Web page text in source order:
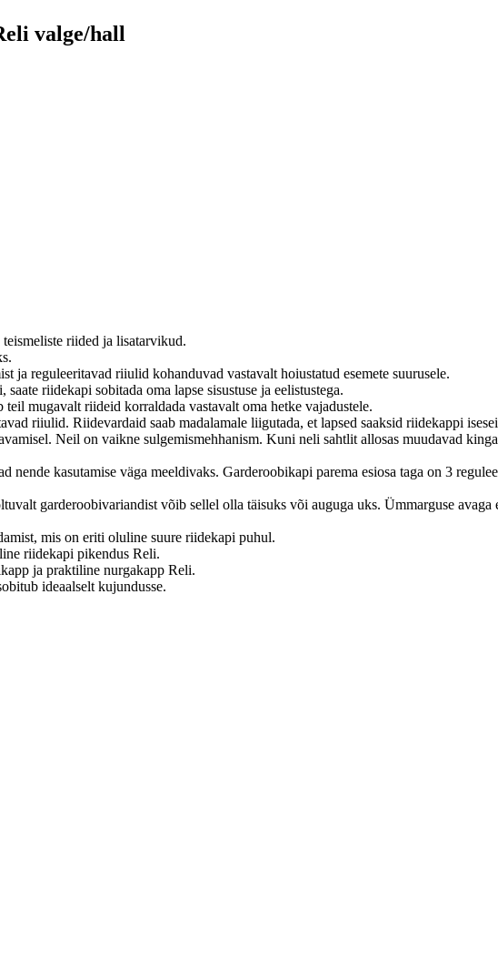
valge/hall
riided ja lisatarvikud.
ja reguleeritavad riiulid kohanduvad vastavalt hoiustatud esemete suurusele.
riidekapi sobitada oma lapse sisustuse ja eelistustega.
mugavalt riideid korraldada vastavalt oma hetke vajadustele.
riiulid. Riidevardaid saab madalamale liigutada, et lapsed saaksid riidekappi
Neil on vaikne sulgemismehhanism. Kuni neli sahtlit allosas muudavad
nende kasutamise väga meeldivaks. Garderoobikapi parema esiosa taga on 3
garderoobivariandist võib sellel olla täisuks või auguga uks. Ümmarguse
mis on eriti oluline suure riidekapi puhul.
riidekapi pikendus Reli.
ja praktiline nurgakapp Reli.
ideaalselt kujundusse.